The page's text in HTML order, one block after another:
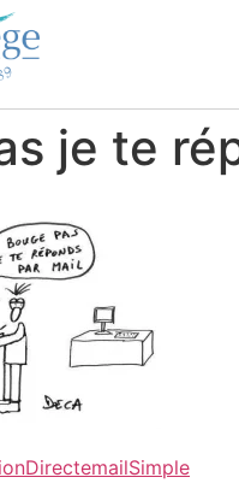
je te
DirectemailSimple